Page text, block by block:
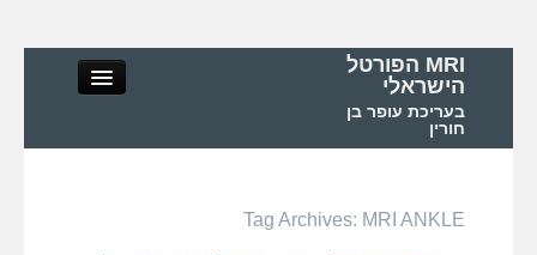
MRI הפורטל
הישראלי
בעריכת עופר בן
חורין
Tag Archives: MRI ANKLE